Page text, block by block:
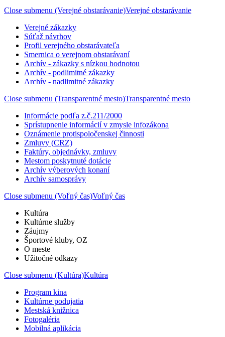
Close submenu (Verejné obstarávanie)Verejné obstarávanie
Verejné zákazky
Súťaž návrhov
Profil verejného obstarávateľa
Smernica o verejnom obstarávaní
Archív - zákazky s nízkou hodnotou
Archív - podlimitné zákazky
Archív - nadlimitné zákazky
Close submenu (Transparentné mesto)Transparentné mesto
Informácie podľa z.č.211/2000
Sprístupnenie informácií v zmysle infozákona
Oznámenie protispoločenskej činnosti
Zmluvy (CRZ)
Faktúry, objednávky, zmluvy
Mestom poskytnuté dotácie
Archív výberových konaní
Archív samosprávy
Close submenu (Voľný čas)Voľný čas
Kultúra
Kultúrne služby
Záujmy
Športové kluby, OZ
O meste
Užitočné odkazy
Close submenu (Kultúra)Kultúra
Program kina
Kultúrne podujatia
Mestská knižnica
Fotogaléria
Mobilná aplikácia